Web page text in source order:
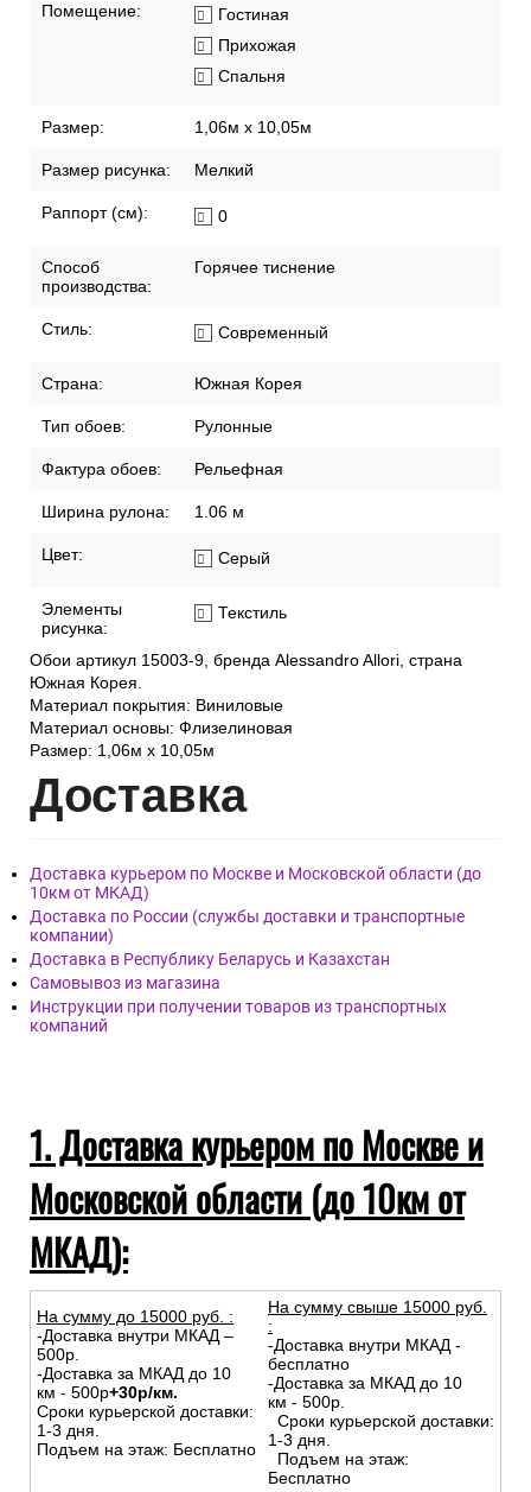
Помещение:
Гостиная
Прихожая
Спальня
Размер: 1,06м х 10,05м
Размер рисунка: Мелкий
Раппорт (см): 0
Способ
производства:
Горячее тиснение
Стиль: Современный
Страна: Южная Корея
Тип обоев: Рулонные
Фактура обоев: Рельефная
Ширина рулона: 1.06 м
Цвет: Серый
Элементы
рисунка:
Текстиль
Обои артикул 15003-9, бренда Alessandro Allori, страна
Южная Корея.
Материал покрытия: Виниловые
Материал основы: Флизелиновая
Размер: 1,06м х 10,05м
Доставка
Доставка курьером по Москве и Московской области (до
10км от МКАД)
Доставка по России (службы доставки и транспортные
компании)
Доставка в Республику Беларусь и Казахстан
Самовывоз из магазина
Инструкции при получении товаров из транспортных
компаний
1. Доставка курьером по Москве и
Московской области (до 10км от
МКАД):
На сумму до 15000 руб. :
-Доставка внутри МКАД –
500р.
-Доставка за МКАД до 10
км - 500р+30р/км.
Сроки курьерской доставки:
1-3 дня.
Подъем на этаж: Бесплатно
На сумму свыше 15000 руб.
:
-Доставка внутри МКАД -
бесплатно
-Доставка за МКАД до 10
км - 500р.
Сроки курьерской доставки:
1-3 дня.
Подъем на этаж:
Бесплатно